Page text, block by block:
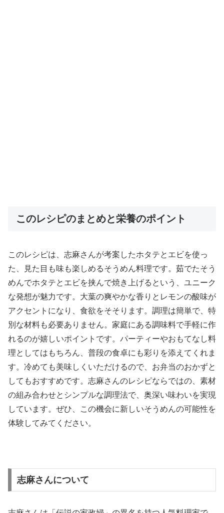
このレシピのまとめと栄養のポイント
このレシピは、志麻さんが考案したホタテとエビを使っ
た、見た目も味も楽しめるそうめん料理です。茹でたそう
めんでホタテとエビを挟んで焼き上げるという、ユニーク
な発想が魅力です。大葉の爽やかな香りとレモンの酸味が
アクセントになり、食欲をそそります。調理は簡単で、特
別な材料も必要ありません。家庭にある調味料で手軽に作
れるのが嬉しいポイントです。パーティーやおもてなし料
理としてはもちろん、普段の食卓にも彩りを添えてくれま
す。冷めても美味しくいただけるので、お弁当のおかずと
してもおすすめです。志麻さんのレシピならではの、素材
の組み合わせとシンプルな調理法で、奥深い味わいを実現
しています。ぜひ、この機会に新しいそうめんの可能性を
体験してみてください。
志麻さんについて